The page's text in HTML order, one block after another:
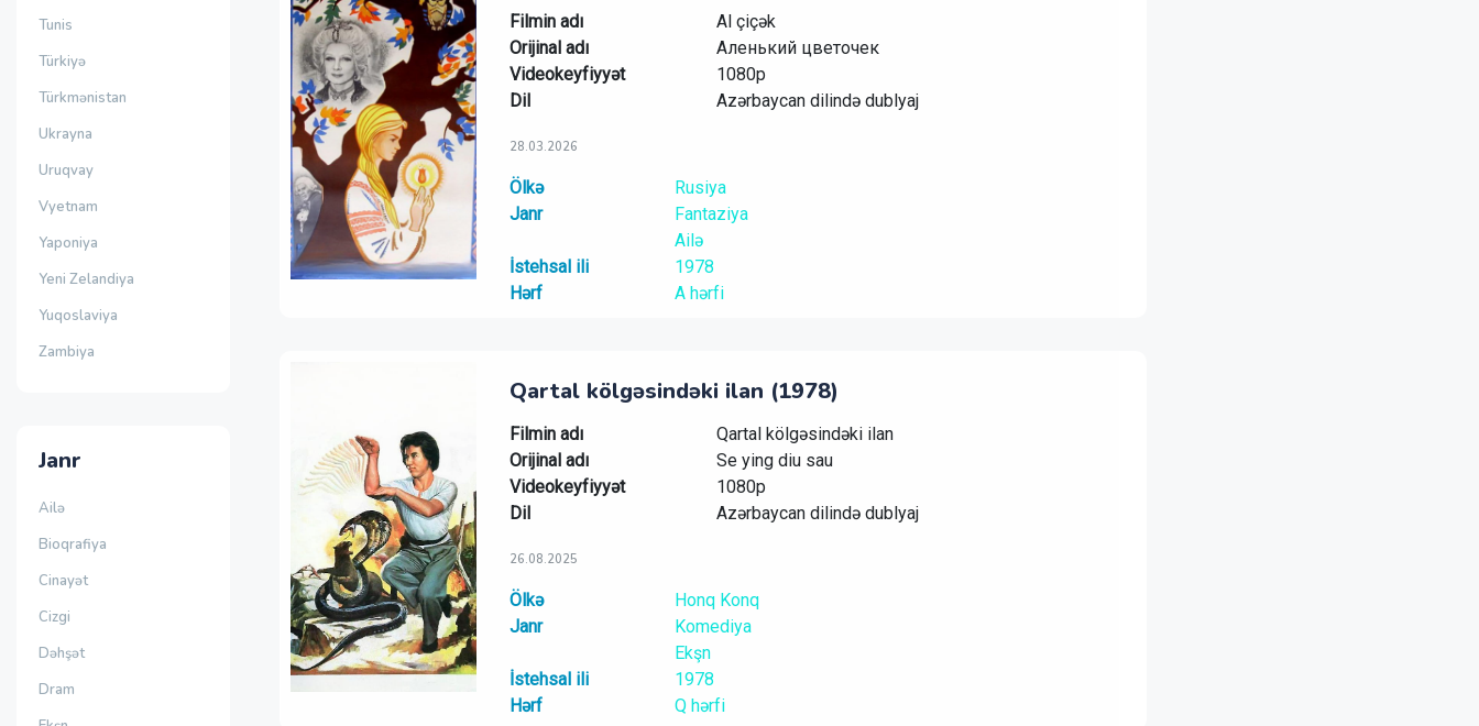
Tunis
Türkiyə
Türkmənistan
Ukrayna
Uruqvay
Vyetnam
Yaponiya
Yeni Zelandiya
Yuqoslaviya
Zambiya
Janr
Ailə
Bioqrafiya
Cinayət
Cizgi
Dəhşət
Dram
Filmin adı
Al çiçək
Orijinal adı
Аленький цветочек
Videokeyfiyyət
1080p
Dil
Azərbaycan dilində dublyaj
28.03.2026
Ölkə
Rusiya
Janr
Fantaziya
Ailə
İstehsal ili
1978
Hərf
A hərfi
Qartal kölgəsindəki ilan (1978)
Filmin adı
Qartal kölgəsindəki ilan
Orijinal adı
Se ying diu sau
Videokeyfiyyət
1080p
Dil
Azərbaycan dilində dublyaj
26.08.2025
Ölkə
Honq Konq
Janr
Komediya
Ekşn
İstehsal ili
1978
Hərf
Q hərfi